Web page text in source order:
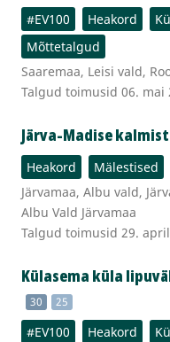
#EV100 Heakord
Mõttetalgud
Saaremaa, Leisi vald,
Talgud toimusid 06. mai
Järva-Madise
Heakord Mälestised
Järvamaa, Albu vald,
Albu Vald Järvamaa
Talgud toimusid 29.
Külasema küla
30 25
#EV100 Heakord